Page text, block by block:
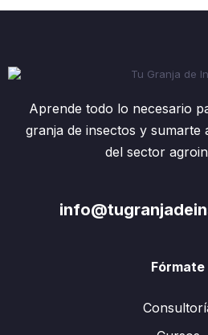
Aprende todo lo necesario
granja de insectos y sumarte
del sector
Fórmate